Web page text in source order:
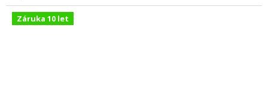
Záruka 10 let